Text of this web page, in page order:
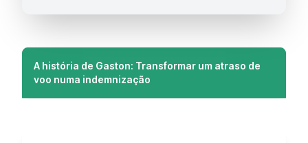
A história de Gaston: Transformar um atraso de
voo numa indemnização